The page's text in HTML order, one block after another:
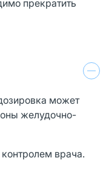
прекратить
может
желудочно-
врача.